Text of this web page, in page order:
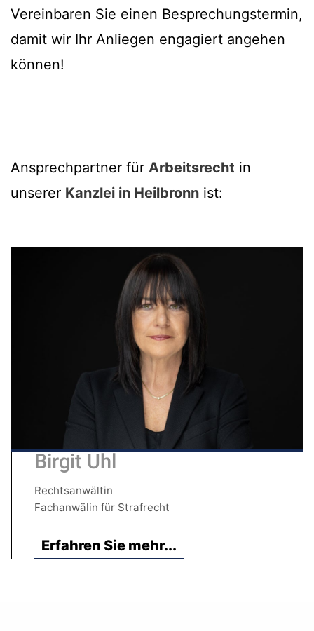
Vereinbaren Sie einen Besprechungstermin,
damit wir Ihr Anliegen engagiert angehen
können!
Ansprechpartner für Arbeitsrecht in
unserer Kanzlei in Heilbronn ist:
Birgit Uhl
Rechtsanwältin
Fachanwälin für Strafrecht
Erfahren Sie mehr...